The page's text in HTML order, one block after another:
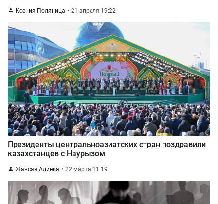
Ксения Поляница 21 апреля 19:22
Президенты центральноазиатских стран поздравили
казахстанцев с Наурызом
Жансая Алиева 22 марта 11:19